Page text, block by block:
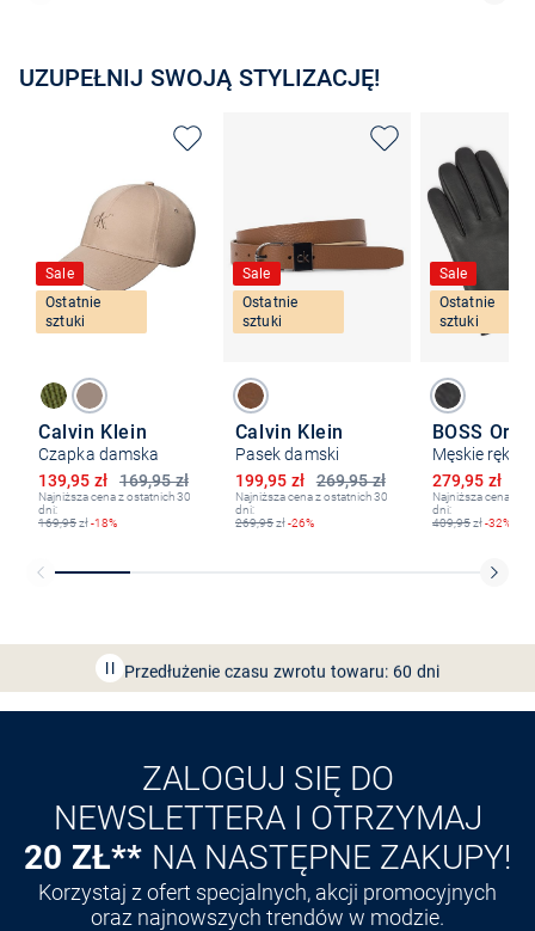
UZUPEŁNIJ SWOJĄ STYLIZACJĘ!
Sale
Ostatnie
sztuki
Calvin Klein
Czapka damska
169,95 zł
Obniżona cena
139,95 zł
Najniższa cena z ostatnich 30
dni:
169,95zł-18%
Sale
Ostatnie
sztuki
Calvin Klein
Pasek damski
269,95 zł
Obniżona cena
199,95 zł
Najniższa cena z ostatnich 30
dni:
269,95zł-26%
Sale
Ostatnie
sztuki
BOSS
Obniżona
279,95 zł
Najniższa cena z
dni:
409,95zł-32%
Przedłużenie czasu zwrotu towaru: 60 dni
Odkryj aplikację VANGRAAF
ZALOGUJ SIĘ DO
NEWSLETTERA I OTRZYMAJ
20 ZŁ** NA NASTĘPNE ZAKUPY!
Korzystaj z ofert specjalnych, akcji promocyjnych
oraz najnowszych trendów w modzie.